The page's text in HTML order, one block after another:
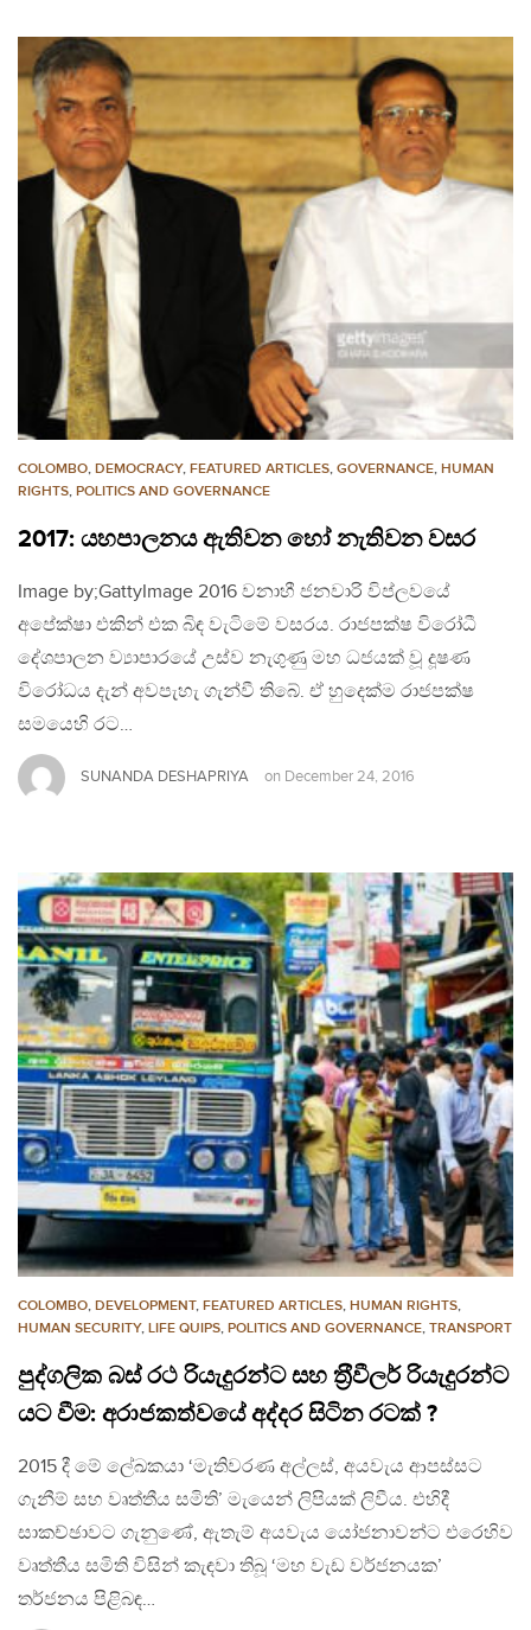
COLOMBO, DEMOCRACY, FEATURED ARTICLES, GOVERNANCE, HUMAN
RIGHTS, POLITICS AND GOVERNANCE
2017: යහපාලනය ඇතිවන හෝ නැතිවන වසර
Image by;GattyImage 2016 වනාහී ජනවාරි විප්ලවයේ
අපේක්ෂා එකින් එක බිඳ වැටිමේ වසරය. රාජපක්ෂ විරෝධී
දේශපාලන ව්‍යාපාරයේ උස්ව නැගුණු මහ ධජයක් වූ දූෂණ
විරෝධය දැන් අවපැහැ ගැන්වී තිබේ. ඒ හුදෙක්ම රාජපක්ෂ
සමයෙහි රට…
SUNANDA DESHAPRIYA on December 24, 2016
COLOMBO, DEVELOPMENT, FEATURED ARTICLES, HUMAN RIGHTS,
HUMAN SECURITY, LIFE QUIPS, POLITICS AND GOVERNANCE, TRANSPORT
පුද්ගලික බස් රථ රියැදුරන්ට සහ ත‍්‍රීවීලර් රියැදුරන්ට
යට වීම: අරාජකත්වයේ අද්දර සිටින රටක් ?
2015 දී මේ ලේඛකයා ‘මැතිවරණ අල්ලස්, අයවැය ආපස්සට
ගැනීම් සහ වෘත්තීය සමිති’ මැයෙන් ලිපියක් ලිවීය. එහිදී
සාකච්ඡාවට ගැනුණේ, ඇතැම් අයවැය යෝජනාවන්ට එරෙහිව
වෘත්තීය සමිති විසින් කැඳවා තිබූ ‘මහ වැඩ වර්ජනයක’
තර්ජනය පිළිබඳ…